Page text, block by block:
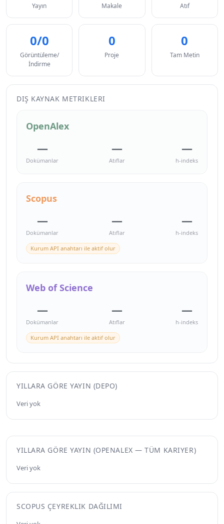
Yayın Makale Atıf
0/0
Görüntüleme/
İndirme
0
Proje
0
Tam Metin
DIŞ KAYNAK METRIKLERI
OpenAlex
—
Dokümanlar
—
Atıflar
—
h-indeks
Scopus
—
Dokümanlar
—
Atıflar
—
h-indeks
Kurum API anahtarı ile aktif olur
Web of Science
—
Dokümanlar
—
Atıflar
—
h-indeks
Kurum API anahtarı ile aktif olur
YILLARA GÖRE YAYIN (DEPO)
Veri yok
YILLARA GÖRE YAYIN (OPENALEX — TÜM KARIYER)
Veri yok
SCOPUS ÇEYREKLIK DAĞILIMI